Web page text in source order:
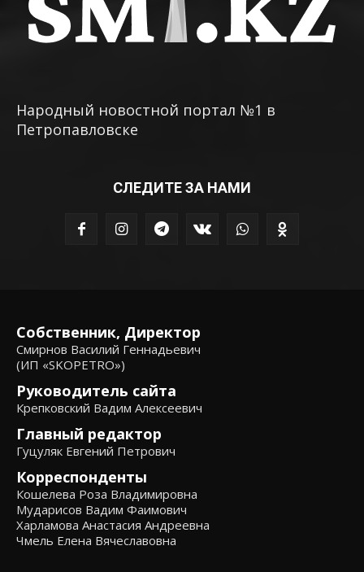
Народный новостной портал №1 в
Петропавловске
СЛЕДИТЕ ЗА НАМИ
Собственник, Директор
Смирнов Василий Геннадьевич
(ИП «SKOPETRO»)
Руководитель сайта
Крепковский Вадим Алексеевич
Главный редактор
Гуцуляк Евгений Петрович
Корреспонденты
Кошелева Роза Владимировна
Мударисов Вадим Фаимович
Харламова Анастасия Андреевна
Чмель Елена Вячеславовна